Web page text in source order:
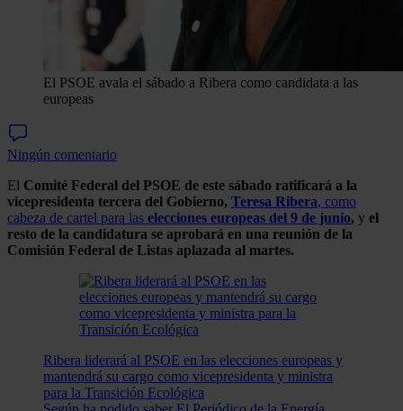
El PSOE avala el sábado a Ribera como candidata a las
europeas
Ningún comentario
El Comité Federal del PSOE de este sábado ratificará a la
vicepresidenta tercera del Gobierno, Teresa Ribera, como
cabeza de cartel para las elecciones europeas del 9 de junio, y el
resto de la candidatura se aprobará en una reunión de la
Comisión Federal de Listas aplazada al martes.
Ribera liderará al PSOE en las elecciones europeas y
mantendrá su cargo como vicepresidenta y ministra
para la Transición Ecológica